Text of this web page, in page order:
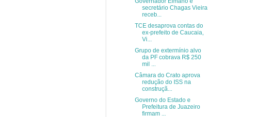
secretário Chagas Vieira
receb...
TCE desaprova contas do
ex-prefeito de Caucaia,
Vi...
Grupo de extermínio alvo
da PF cobrava R$ 250
mil ...
Câmara do Crato aprova
redução do ISS na
construçã...
Governo do Estado e
Prefeitura de Juazeiro
firmam ...